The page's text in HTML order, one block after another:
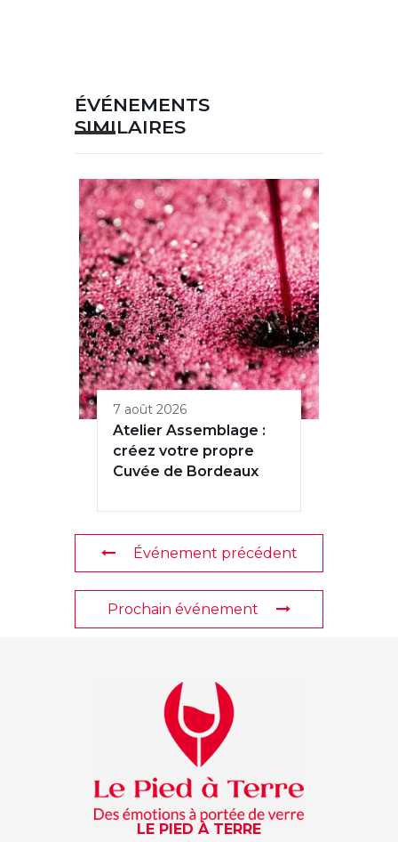
ÉVÉNEMENTS
SIMILAIRES
7 août 2026
Atelier Assemblage :
créez votre propre
Cuvée de Bordeaux
Événement précédent
Prochain événement
LE PIED À TERRE